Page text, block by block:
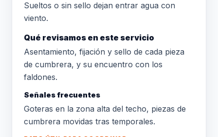
Sueltos o sin sello dejan entrar agua con
viento.
Qué revisamos en este servicio
Asentamiento, fijación y sello de cada pieza
de cumbrera, y su encuentro con los
faldones.
Señales frecuentes
Goteras en la zona alta del techo, piezas de
cumbrera movidas tras temporales.